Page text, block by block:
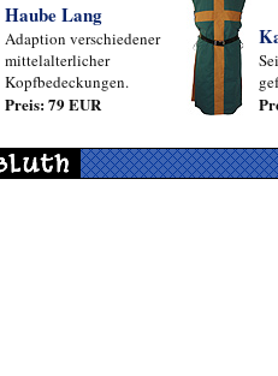
Haube Lang
Adaption verschiedener
mittelalterlicher
Kopfbedeckungen.
Preis: 79 EUR